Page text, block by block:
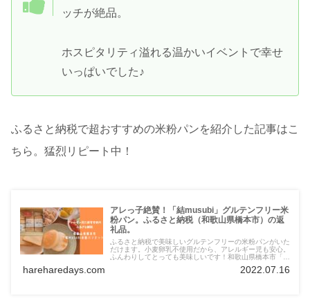
ッチが絶品。
ホスピタリティ溢れる温かいイベントで幸せ
いっぱいでした♪
ふるさと納税で超おすすめの米粉パンを紹介した記事はこ
ちら。猛烈リピート中！
アレっ子絶賛！「結musubi」グルテンフリー米
粉パン。ふるさと納税（和歌山県橋本市）の返
礼品。
ふるさと納税で美味しいグルテンフリーの米粉パンがいた
だけます。小麦卵乳不使用だから、アレルギー児も安心。
ふんわりしてとっても美味しいです！和歌山県橋本市「結
hareharedays.com 2022.07.16